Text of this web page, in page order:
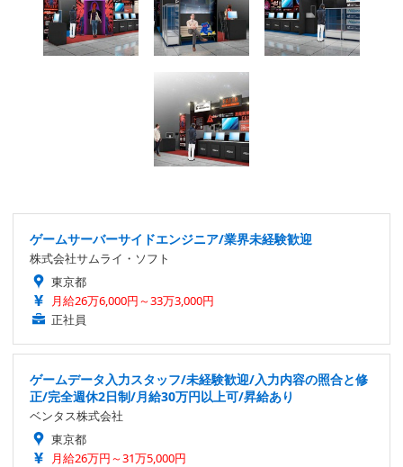
ゲームサーバーサイドエンジニア/業界未経験歓迎
株式会社サムライ・ソフト
東京都
月給26万6,000円～33万3,000円
正社員
ゲームデータ入力スタッフ/未経験歓迎/入力内容の照合と修
正/完全週休2日制/月給30万円以上可/昇給あり
ベンタス株式会社
東京都
月給26万円～31万5,000円